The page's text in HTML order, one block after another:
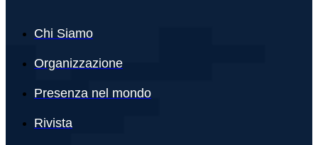
Chi Siamo
Organizzazione
Presenza nel mondo
Rivista